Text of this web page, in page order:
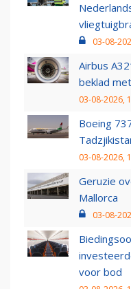
03-08-
Airbus
beklad
03-08-2026,
Boeing
03-08-2026,
Geruzie
Mallorca
03-08-
voor bod